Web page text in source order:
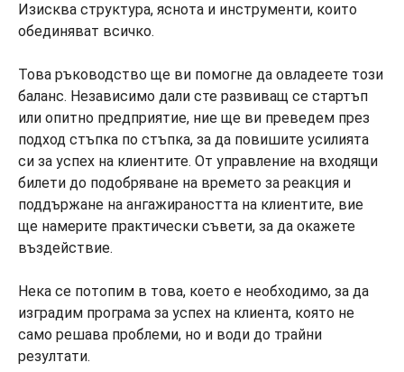
Изисква структура, яснота и инструменти, които
обединяват всичко.
Това ръководство ще ви помогне да овладеете този
баланс. Независимо дали сте развиващ се стартъп
или опитно предприятие, ние ще ви преведем през
подход стъпка по стъпка, за да повишите усилията
си за успех на клиентите. От управление на входящи
билети до подобряване на времето за реакция и
поддържане на ангажираността на клиентите, вие
ще намерите практически съвети, за да окажете
въздействие.
Нека се потопим в това, което е необходимо, за да
изградим програма за успех на клиента, която не
само решава проблеми, но и води до трайни
резултати.